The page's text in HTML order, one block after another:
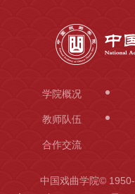
学院概况
教师队伍
合作交流
中国戏曲学院© 1950-